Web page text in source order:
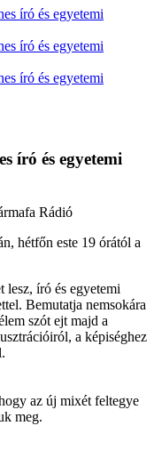
író és egyetemi
Rádió
hétfőn este 19 órától a
lesz, író és egyetemi
Bemutatja nemsokára
szót ejt majd a
a képiséghez
az új mixét feltegye
meg.